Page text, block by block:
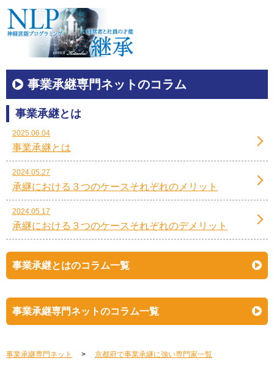
事業承継専門ネットのコラム
事業承継とは
2025.06.04
事業承継とは
2024.05.27
承継における３つのケースそれぞれのメリット
2024.05.17
承継における３つのケースそれぞれのデメリット
事業承継とはのコラム一覧
事業承継専門ネットのコラム一覧
事業承継専門ネット 京都府で事業承継に強い専門家一覧